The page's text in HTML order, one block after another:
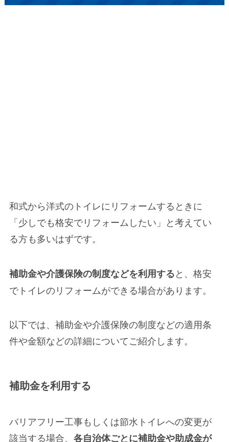
和式から洋式のトイレにリフォームするときに
「少しでも格安でリフォームしたい」 と考えてい
る方も多いはずです。
補助金や介護保険の制度などを利用すると、格安
でトイレのリフォームができる場合があります。
以下では、 補助金や介護保険の制度などの適用条
件や金額などの詳細についてご紹介します。
補助金を利用する
バリアフリー工事もしくは節水トイレへの変更が
該当する場合、 各自治体ごとに補助金や助成金が